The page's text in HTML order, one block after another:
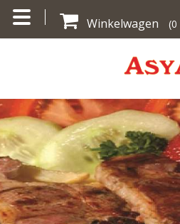
Winkelwagen (0